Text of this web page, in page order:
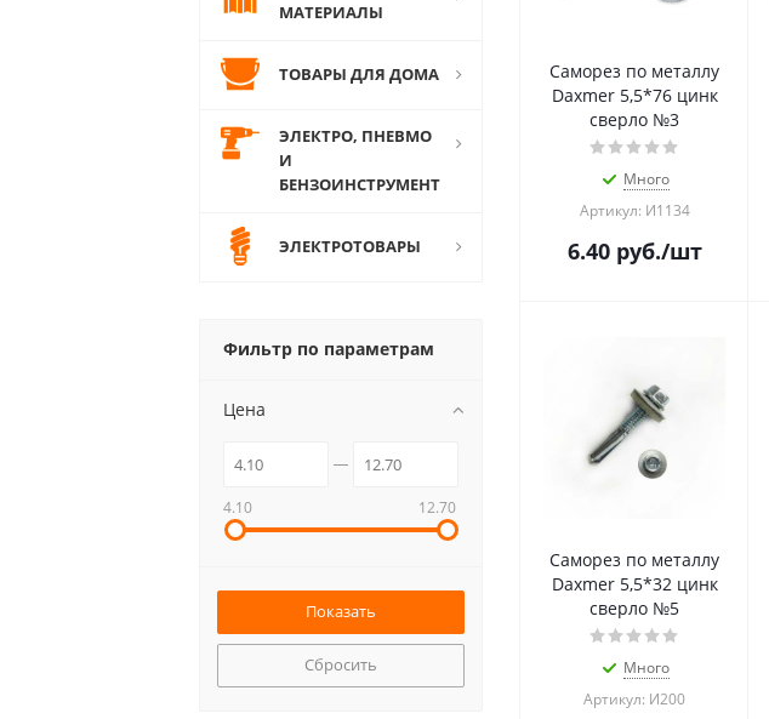
Саморез по металлу
Daxmer 5,5*76 цинк
сверло №3
Много
Артикул: И1134
6.40руб./шт
Саморез по металлу
Daxmer 5,5*32 цинк
сверло №5
Много
Артикул: И200
МАТЕРИАЛЫ
ТОВАРЫ ДЛЯ ДОМА
ЭЛЕКТРО, ПНЕВМО
И
БЕНЗОИНСТРУМЕНТ
ЭЛЕКТРОТОВАРЫ
Фильтр по параметрам
Цена
4.10 12.70
Сбросить